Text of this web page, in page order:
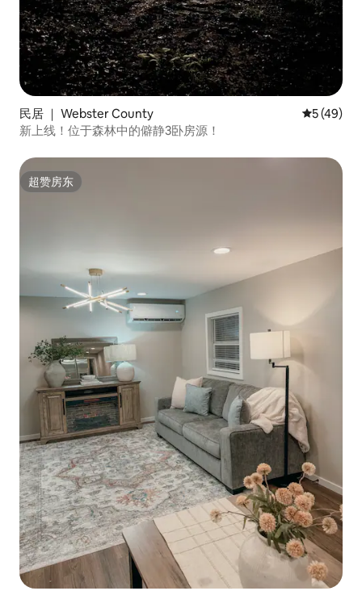
民居 ｜ Webster County 平均评分
5 (49)
新上线！位于森林中的僻静3卧房源！
超赞房东
超赞房东